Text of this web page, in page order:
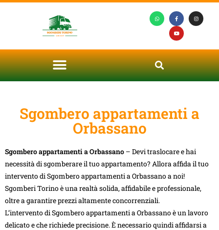
Sgombero appartamenti a
Orbassano
Sgombero appartamenti a Orbassano – Devi traslocare e hai
necessità di sgomberare il tuo appartamento? Allora affida il tuo
intervento di Sgombero appartamenti a Orbassano a noi!
Sgomberi Torino è una realtà solida, affidabile e professionale,
oltre a garantire prezzi altamente concorrenziali.
L’intervento di Sgombero appartamenti a Orbassano è un lavoro
delicato e che richiede precisione. È necessario quindi affidarsi a